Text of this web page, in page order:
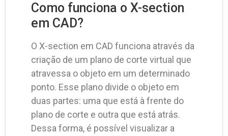
Como funciona o X-section
em CAD?
O X-section em CAD funciona através da
criação de um plano de corte virtual que
atravessa o objeto em um determinado
ponto. Esse plano divide o objeto em
duas partes: uma que está à frente do
plano de corte e outra que está atrás.
Dessa forma, é possível visualizar a